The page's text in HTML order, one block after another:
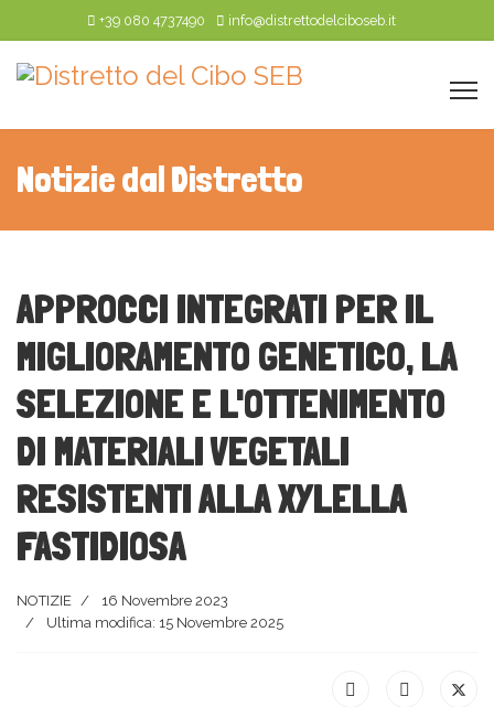
+39 080 4737490 info@distrettodelciboseb.it
Notizie dal Distretto
APPROCCI INTEGRATI PER IL
MIGLIORAMENTO GENETICO, LA
SELEZIONE E L'OTTENIMENTO
DI MATERIALI VEGETALI
RESISTENTI ALLA XYLELLA
FASTIDIOSA
NOTIZIE
16 Novembre 2023
Ultima modifica: 15 Novembre 2025